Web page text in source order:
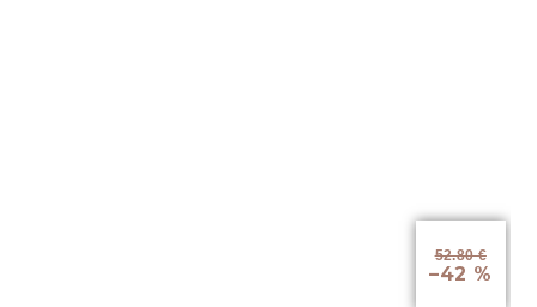
52.80 €
–42 %